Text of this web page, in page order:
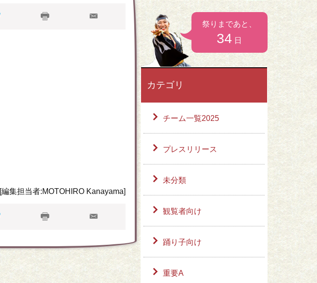
お問い合わせ
[編集担当者:MOTOHIRO Kanayama]
祭りまであと、
34 日
カテゴリ
チーム一覧2025
プレスリリース
未分類
観覧者向け
踊り子向け
重要A